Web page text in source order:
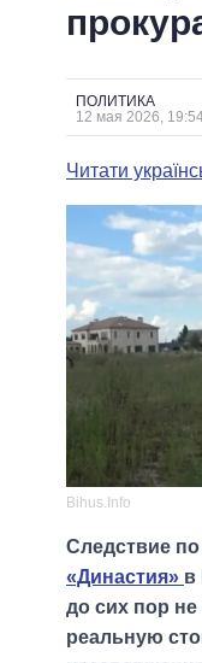
ГЛАВЫ
ВСЕ
ПОЛИТИКА
12 мая 2026,
Читати
Bihus.Info
Следствие
«Династия» в
до сих пор не
реальную